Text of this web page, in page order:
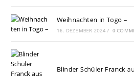
Weihnachten in Togo –
16. DEZEMBER 2024 / 0
Blinder Schüler Franck